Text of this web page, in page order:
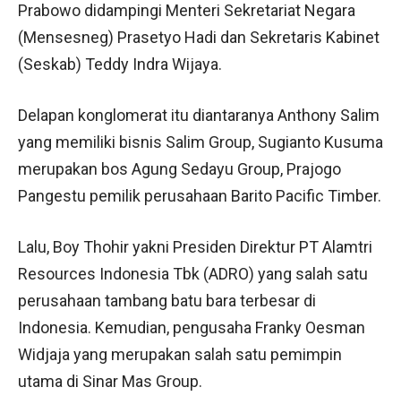
Prabowo didampingi Menteri Sekretariat Negara
(Mensesneg) Prasetyo Hadi dan Sekretaris Kabinet
(Seskab) Teddy Indra Wijaya.
Delapan konglomerat itu diantaranya Anthony Salim
yang memiliki bisnis Salim Group, Sugianto Kusuma
merupakan bos Agung Sedayu Group, Prajogo
Pangestu pemilik perusahaan Barito Pacific Timber.
Lalu, Boy Thohir yakni Presiden Direktur PT Alamtri
Resources Indonesia Tbk (ADRO) yang salah satu
perusahaan tambang batu bara terbesar di
Indonesia. Kemudian, pengusaha Franky Oesman
Widjaja yang merupakan salah satu pemimpin
utama di Sinar Mas Group.